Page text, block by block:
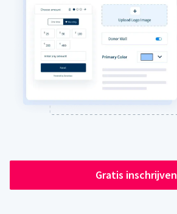
Gratis inschrijven